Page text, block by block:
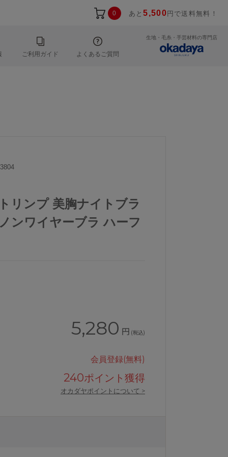
0 あと5,500 円で送料無料！
ご利用ガイド よくあるご質問
生地・毛糸・手芸材料の専門店
リンプ 美胸ナイトブラ
ンワイヤーブラ ハーフ
5,280 円 (税込)
会員登録(無料)
240ポイント獲得
オカダヤポイントについて >